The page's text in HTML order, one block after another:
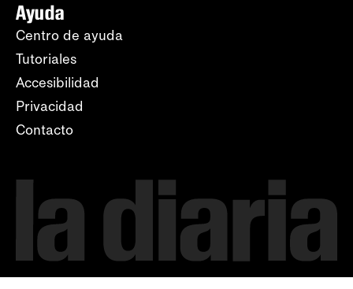
Ayuda
Centro de ayuda
Tutoriales
Accesibilidad
Privacidad
Contacto